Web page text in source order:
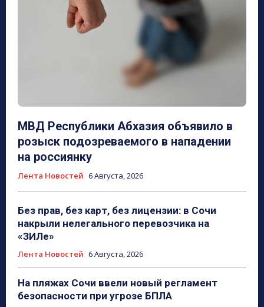
МВД Республики Абхазия объявило в
розыск подозреваемого в нападении
на россиянку
Лента Новостей 6 Августа, 2026
Без прав, без карт, без лицензии: в Сочи
накрыли нелегального перевозчика на
«ЗИЛе»
Лента Новостей 6 Августа, 2026
На пляжах Сочи ввели новый регламент
безопасности при угрозе БПЛА